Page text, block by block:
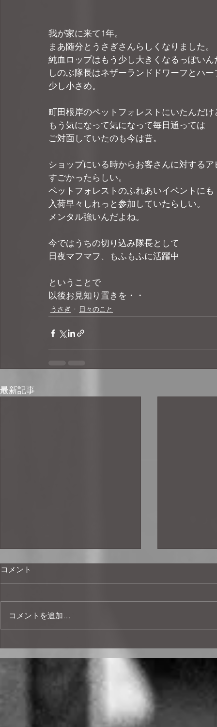
我が家に来て1年。
まあ随分とうさぎさんらしくなりました。
純血ロップはもう少し大きくなるっぽいん
しのぶ隊長はネザーランドドワーフとハ
少し小さめ。
町田根岸のペットフォレストにいたんだけ
もう気になって気になって毎日通っては
ご対面していたのも今は昔。
ショップにいる時からお客さんに対するア
すごかったらしい。
ペットフォレストのふれあいイベントにも
入荷早々しれっと参加していたらしい。
メンタル強いんだよね。
今ではうちの切り込み隊長として
日夜マフマフ、もふもふに活躍中
ということで
以後お見知り置きを・・
うさぎ 日々のこと
最新記事
音楽でたべていく。
コメント
コメントを追加…